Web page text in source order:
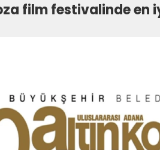
film festivalinde en